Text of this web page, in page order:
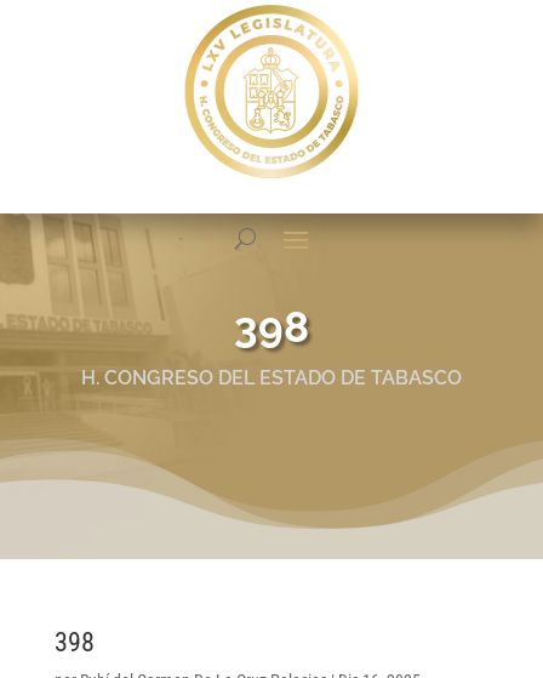
398
H. CONGRESO DEL ESTADO DE TABASCO
398